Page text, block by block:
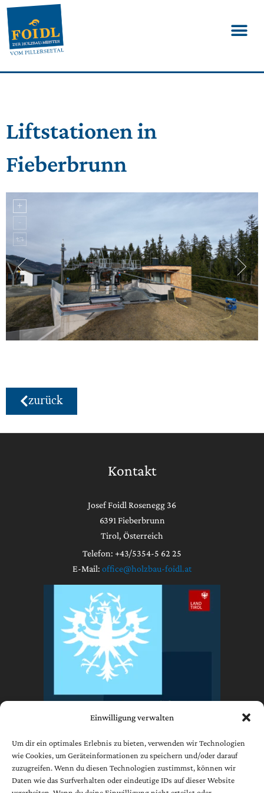
Einwilligung verwalten
Um dir ein optimales Erlebnis zu bieten, verwenden wir Technologien
wie Cookies, um Geräteinformationen zu speichern und/oder darauf
zuzugreifen. Wenn du diesen Technologien zustimmst, können wir
Daten wie das Surfverhalten oder eindeutige IDs auf dieser Website
Liftstationen in
Fieberbrunn
zurück
Kontakt
Josef Foidl Rosenegg 36
6391 Fieberbrunn
Tirol, Österreich
Telefon: +43/5354-5 62 25
E-Mail: office@holzbau-foidl.at
Impressum
Datenschutzerklärung